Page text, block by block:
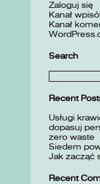
Zaloguj się
Kanał
Kanał
Search
Szukaj:
Recent
Usługi
dopasuj
zero waste
Siedem
Jak zacząć
Recent